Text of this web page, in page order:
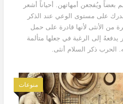
بعضاً ويُفجعن أمهاتهن. أحياناً أشعر
على مستوى الوعي عند الذكر
من الأنثى لأنها قادرة على حمل
إلى الرغبة في جعلها متألمة
ذكر السلام أنثى.
منوعات